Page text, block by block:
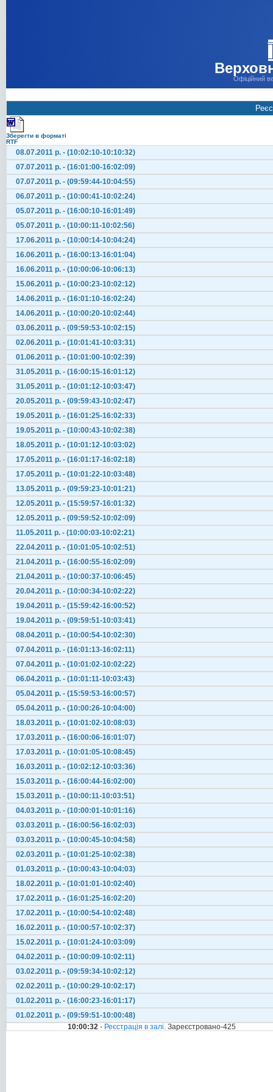
Офіційний
Зберегти в форматі
RTF
08.07.2011 р. - (10:02:10-10:10:32)
07.07.2011 р. - (16:01:00-16:02:09)
07.07.2011 р. - (09:59:44-10:04:55)
06.07.2011 р. - (10:00:41-10:02:24)
05.07.2011 р. - (16:00:10-16:01:49)
05.07.2011 р. - (10:00:11-10:02:56)
17.06.2011 р. - (10:00:14-10:04:24)
16.06.2011 р. - (16:00:13-16:01:04)
16.06.2011 р. - (10:00:06-10:06:13)
15.06.2011 р. - (10:00:23-10:02:12)
14.06.2011 р. - (16:01:10-16:02:24)
14.06.2011 р. - (10:00:20-10:02:44)
03.06.2011 р. - (09:59:53-10:02:15)
02.06.2011 р. - (10:01:41-10:03:31)
01.06.2011 р. - (10:01:00-10:02:39)
31.05.2011 р. - (16:00:15-16:01:12)
31.05.2011 р. - (10:01:12-10:03:47)
20.05.2011 р. - (09:59:43-10:02:47)
19.05.2011 р. - (16:01:25-16:02:33)
19.05.2011 р. - (10:00:43-10:02:38)
18.05.2011 р. - (10:01:12-10:03:02)
17.05.2011 р. - (16:01:17-16:02:18)
17.05.2011 р. - (10:01:22-10:03:48)
13.05.2011 р. - (09:59:23-10:01:21)
12.05.2011 р. - (15:59:57-16:01:32)
12.05.2011 р. - (09:59:52-10:02:09)
11.05.2011 р. - (10:00:03-10:02:21)
22.04.2011 р. - (10:01:05-10:02:51)
21.04.2011 р. - (16:00:55-16:02:09)
21.04.2011 р. - (10:00:37-10:06:45)
20.04.2011 р. - (10:00:34-10:02:22)
19.04.2011 р. - (15:59:42-16:00:52)
19.04.2011 р. - (09:59:51-10:03:41)
08.04.2011 р. - (10:00:54-10:02:30)
07.04.2011 р. - (16:01:13-16:02:11)
07.04.2011 р. - (10:01:02-10:02:22)
06.04.2011 р. - (10:01:11-10:03:43)
05.04.2011 р. - (15:59:53-16:00:57)
05.04.2011 р. - (10:00:26-10:04:00)
18.03.2011 р. - (10:01:02-10:08:03)
17.03.2011 р. - (16:00:06-16:01:07)
17.03.2011 р. - (10:01:05-10:08:45)
16.03.2011 р. - (10:02:12-10:03:36)
15.03.2011 р. - (16:00:44-16:02:00)
15.03.2011 р. - (10:00:11-10:03:51)
04.03.2011 р. - (10:00:01-10:01:16)
03.03.2011 р. - (16:00:56-16:02:03)
03.03.2011 р. - (10:00:45-10:04:58)
02.03.2011 р. - (10:01:25-10:02:38)
01.03.2011 р. - (10:00:43-10:04:03)
18.02.2011 р. - (10:01:01-10:02:40)
17.02.2011 р. - (16:01:25-16:02:20)
17.02.2011 р. - (10:00:54-10:02:48)
16.02.2011 р. - (10:00:57-10:02:37)
15.02.2011 р. - (10:01:24-10:03:09)
04.02.2011 р. - (10:00:09-10:02:11)
03.02.2011 р. - (09:59:34-10:02:12)
02.02.2011 р. - (10:00:29-10:02:17)
01.02.2011 р. - (16:00:23-16:01:17)
01.02.2011 р. - (09:59:51-10:00:48)
10:00:32 - Реєстрація в залі. Зареєстровано-425